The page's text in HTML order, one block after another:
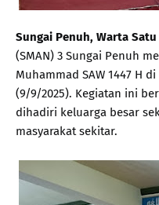
Sungai Penuh, Warta Satu
(SMAN) 3 Sungai Penuh
Muhammad SAW 1447 H
(9/9/2025). Kegiatan ini
dihadiri keluarga besar
masyarakat sekitar.